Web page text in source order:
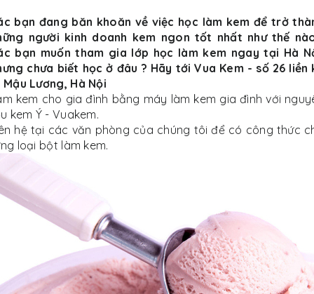
bạn đang băn khoăn về việc học làm kem để trở
người kinh doanh kem ngon tốt nhất như thế
bạn muốn tham gia lớp học làm kem ngay tại Hà
chưa biết học ở đâu ? Hãy tới Vua Kem - số 26 liền
Mậu Lương, Hà Nội
kem cho gia đình bằng máy làm kem gia đình với
kem Ý - Vuakem.
hệ tại các văn phòng của chúng tôi để có công thức
loại bột làm kem.